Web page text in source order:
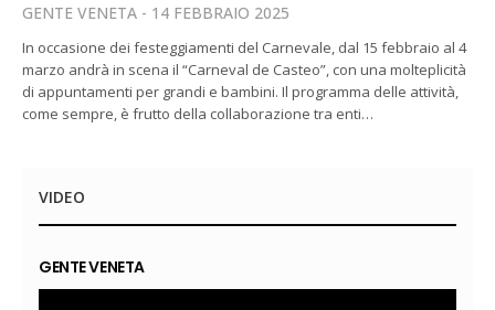
GENTE VENETA 14 FEBBRAIO 2025
In occasione dei festeggiamenti del Carnevale, dal 15 febbraio al 4
marzo andrà in scena il “Carneval de Casteo”, con una molteplicità
di appuntamenti per grandi e bambini. Il programma delle attività,
come sempre, è frutto della collaborazione tra enti…
VIDEO
GENTE VENETA